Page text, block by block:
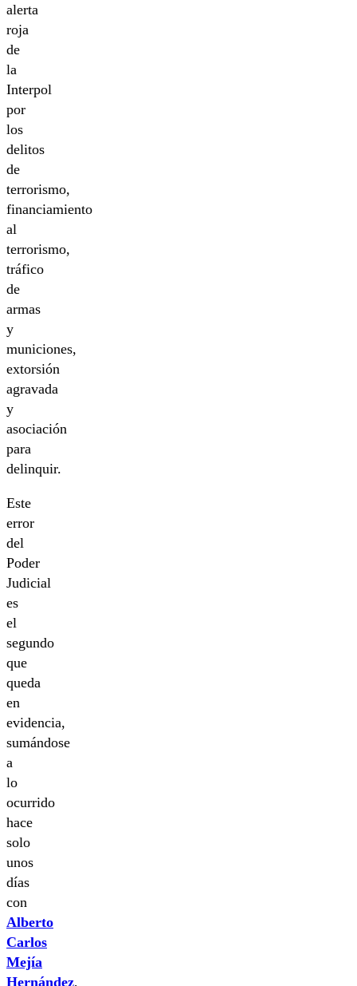
alerta
roja
de
la
Interpol
por
los
delitos
de
terrorismo,
financiamiento
al
terrorismo,
tráfico
de
armas
y
municiones,
extorsión
agravada
y
asociación
para
delinquir.
Este
error
del
Poder
Judicial
es
el
segundo
que
queda
en
evidencia,
sumándose
a
lo
ocurrido
hace
solo
unos
días
con
Alberto
Carlos
Mejía
Hernández,